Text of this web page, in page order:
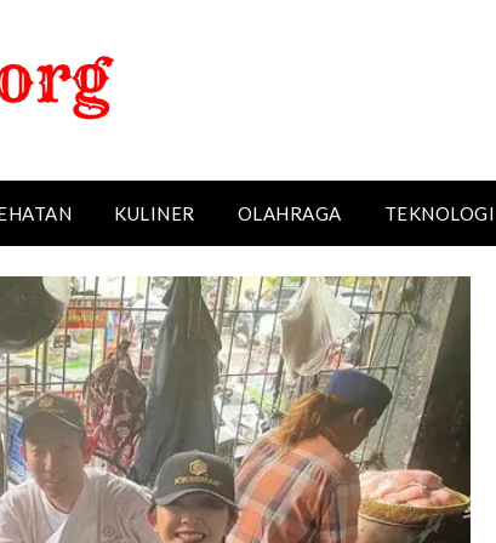
KULINER OLAHRAGA TEKNOLOGI